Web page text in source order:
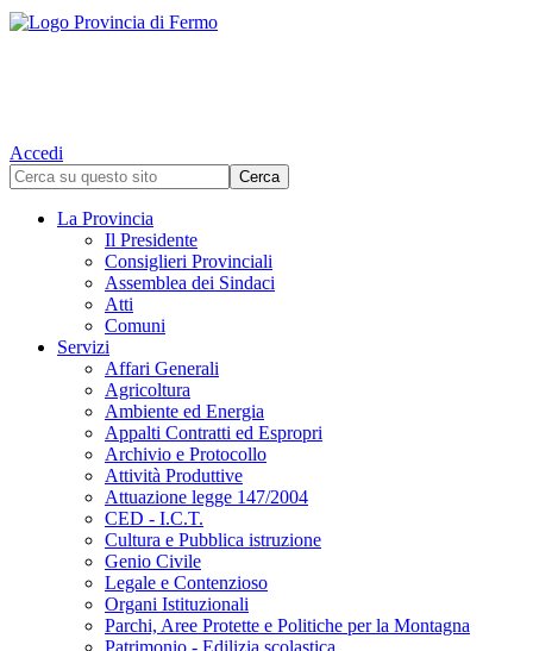
Accedi
La Provincia
Il Presidente
Consiglieri Provinciali
Assemblea dei Sindaci
Atti
Comuni
Servizi
Affari Generali
Agricoltura
Ambiente ed Energia
Appalti Contratti ed Espropri
Archivio e Protocollo
Attività Produttive
Attuazione legge 147/2004
CED - I.C.T.
Cultura e Pubblica istruzione
Genio Civile
Legale e Contenzioso
Organi Istituzionali
Parchi, Aree Protette e Politiche per la Montagna
Patrimonio - Edilizia scolastica